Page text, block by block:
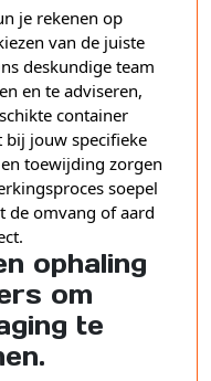
je rekenen op
van de juiste
deskundige team
en te adviseren,
container
bij jouw specifieke
toewijding zorgen
soepel
de omvang of aard
ophaling
om
te